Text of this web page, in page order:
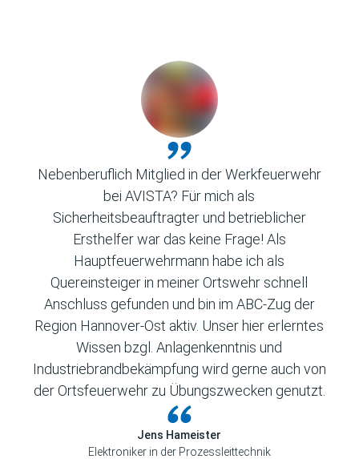
an unsere Mitarbeiter, Kunden und Lieferanten!
Nebenberuflich Mitglied in der Werkfeuerwehr
bei AVISTA? Für mich als
Sicherheitsbeauftragter und betrieblicher
Ersthelfer war das keine Frage! Als
Hauptfeuerwehrmann habe ich als
Quereinsteiger in meiner Ortswehr schnell
Anschluss gefunden und bin im ABC-Zug der
Region Hannover-Ost aktiv. Unser hier erlerntes
Wissen bzgl. Anlagenkenntnis und
Industriebrandbekämpfung wird gerne auch von
der Ortsfeuerwehr zu Übungszwecken genutzt.
Jens Hameister
Elektroniker in der Prozessleittechnik